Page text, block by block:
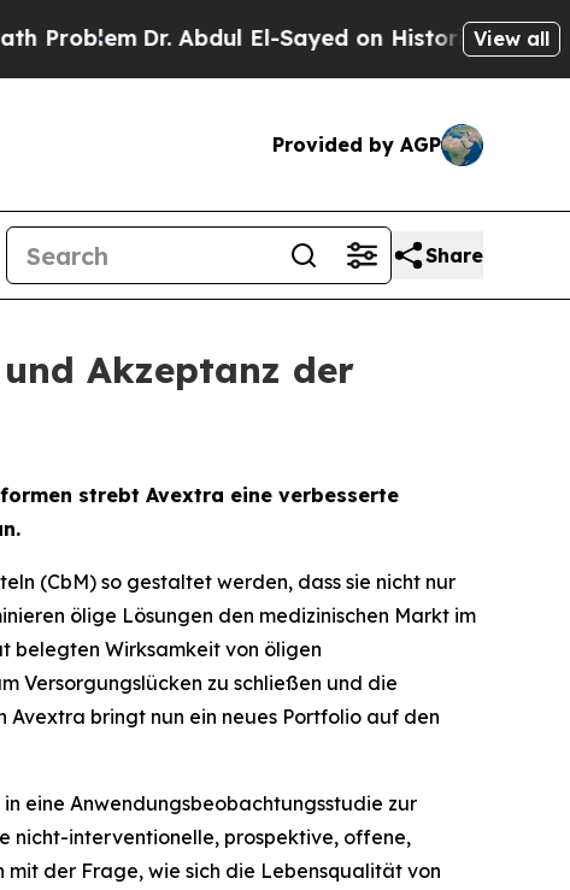
Dr. Abdul El-Sayed on Historic Michigan Win:
View all
Provided by AGP
Share
Akzeptanz der
strebt Avextra eine verbesserte
(CbM) so gestaltet werden, dass sie nicht nur
ölige Lösungen den medizinischen Markt im
belegten Wirksamkeit von öligen
Versorgungslücken zu schließen und die
bringt nun ein neues Portfolio auf den
eine Anwendungsbeobachtungsstudie zur
nicht-interventionelle, prospektive, offene,
mit der Frage, wie sich die Lebensqualität von